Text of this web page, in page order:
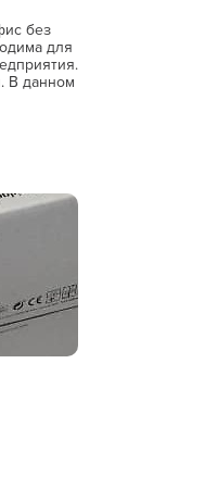
без
для
В данном